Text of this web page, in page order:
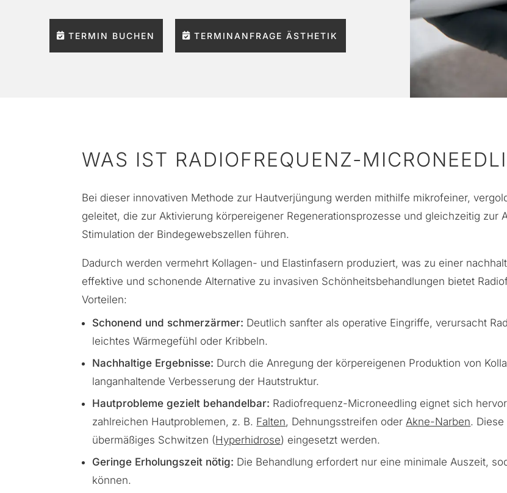
TERMIN BUCHEN TERMINANFRAGE ÄSTHETIK
WAS IST RADIOFREQUENZ-
Bei dieser innovativen Methode zur Hautverjüngung werden mithilfe mikrofeiner,
geleitet, die zur Aktivierung körpereigener Regenerationsprozesse und gleichzeitig zur
Stimulation der Bindegewebszellen führen.
Dadurch werden vermehrt Kollagen- und Elastinfasern produziert, was zu einer
effektive und schonende Alternative zu invasiven Schönheitsbehandlungen bietet
Vorteilen:
Schonend und schmerzärmer: Deutlich sanfter als operative Eingriffe, verursacht
leichtes Wärmegefühl oder Kribbeln.
Nachhaltige Ergebnisse: Durch die Anregung der körpereigenen Produktion von
langanhaltende Verbesserung der Hautstruktur.
Hautprobleme gezielt behandelbar: Radiofrequenz-Microneedling eignet sich
zahlreichen Hautproblemen, z. B. Falten, Dehnungsstreifen oderAkne-Narben.
übermäßiges Schwitzen (Hyperhidrose) eingesetzt werden.
Geringe Erholungszeit nötig: Die Behandlung erfordert nur eine minimale Auszeit,
können.